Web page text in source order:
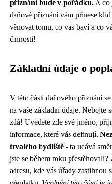
přiznání bude v pořádku. A co
daňové přiznání vám přinese
věnovat tomu, co vás baví a co
činnosti!
Základní údaje o
V této části daňového přiznání se
na vaše základní údaje. Nebojte
zdá! Uvedete zde své jméno,
informace, které vás definují.
trvalého bydliště - ta udává
jste se během roku
adresu, kde vás úřady zastihnou